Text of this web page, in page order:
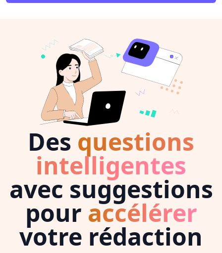
Des questions
intelligentes
avec suggestions
pour accélérer
votre rédaction